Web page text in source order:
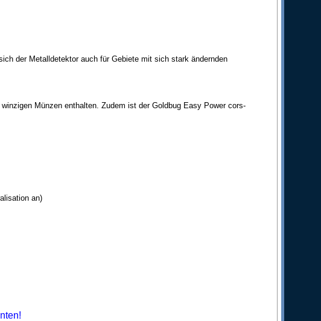
der Metalldetektor auch für Gebiete mit sich stark ändernden
Münzen enthalten. Zudem ist der Goldbug Easy Power cors-
an)